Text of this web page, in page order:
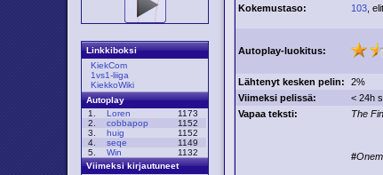
Linkkiboksi
KiekCom
1vs1-liiga
KiekkoWiki
Autoplay
1.
Loren
1173
2.
cobbapop
1152
3.
huig
1152
4.
seqe
1149
5.
Win
1132
Viimeksi kirjautuneet
Kokemustaso: 103 ,
Autoplay-luokitus:
Lähtenyt kesken pelin:
2%
Viimeksi pelissä:
< 24h
Vapaa teksti:
The
#